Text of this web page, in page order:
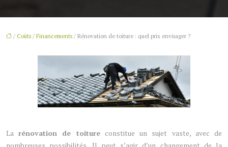
/ Coûts / Financements / Rénovation de toiture : quel prix envisager ?
Larénovation de toitureconstitue un sujet vaste, avec de